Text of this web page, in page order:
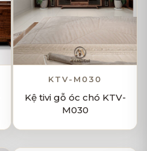
KTV-M030
Kệ tivi gỗ óc chó KTV-
M030